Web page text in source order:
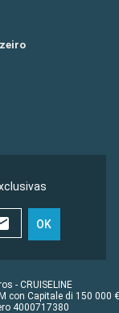
OK
- CRUISELINE
con Capitale di 150 000 €
4000717380